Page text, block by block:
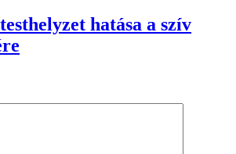
hatása a szív